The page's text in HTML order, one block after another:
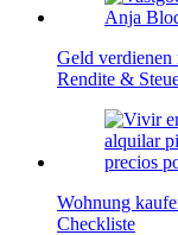
Geld
Rendite &
Wohnung
Checkliste